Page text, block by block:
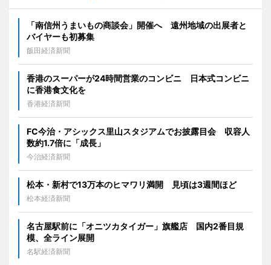
「南信州うまいもの商談会」開催へ 遠州地域の出展者と
バイヤーも初募集
飯田経済新聞
香港のスーパーが24時間営業のコンビニ 日本式コンビニ
に香港食文化を
香港経済新聞
FC今治・アシックス里山スタジアムでお披露目会 収容人
数約1.7倍に「成長」
今治経済新聞
松本・新村で13万本のヒマワリ満開 見頃は3週間ほど
松本経済新聞
名古屋駅前に「オニツカタイガー」旗艦店 国内2番目規
模、全ライン展開
名駅経済新聞